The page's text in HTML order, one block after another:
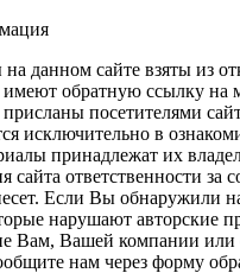
данном сайте взяты из
обратную ссылку на
посетителями
исключительно в
принадлежат их
сайта ответственности за
Если Вы обнаружили
нарушают авторские
Вам, Вашей компании или
нам через форму